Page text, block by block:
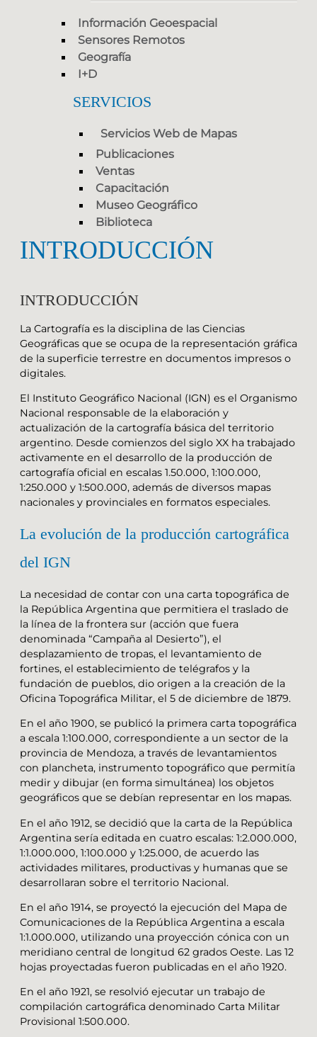
Información Geoespacial
Sensores Remotos
Geografía
I+D
SERVICIOS
Servicios Web de Mapas
Publicaciones
Ventas
Capacitación
Museo Geográfico
Biblioteca
INTRODUCCIÓN
INTRODUCCIÓN
La Cartografía es la disciplina de las Ciencias
Geográficas que se ocupa de la representación gráfica
de la superficie terrestre en documentos impresos o
digitales.
El Instituto Geográfico Nacional (IGN) es el Organismo
Nacional responsable de la elaboración y
actualización de la cartografía básica del territorio
argentino. Desde comienzos del siglo XX ha trabajado
activamente en el desarrollo de la producción de
cartografía oficial en escalas 1.50.000, 1:100.000,
1:250.000 y 1:500.000, además de diversos mapas
nacionales y provinciales en formatos especiales.
La evolución de la producción cartográfica
del IGN
La necesidad de contar con una carta topográfica de
la República Argentina que permitiera el traslado de
la línea de la frontera sur (acción que fuera
denominada “Campaña al Desierto”), el
desplazamiento de tropas, el levantamiento de
fortines, el establecimiento de telégrafos y la
fundación de pueblos, dio origen a la creación de la
Oficina Topográfica Militar, el 5 de diciembre de 1879.
En el año 1900, se publicó la primera carta topográfica
a escala 1:100.000, correspondiente a un sector de la
provincia de Mendoza, a través de levantamientos
con plancheta, instrumento topográfico que permitía
medir y dibujar (en forma simultánea) los objetos
geográficos que se debían representar en los mapas.
En el año 1912, se decidió que la carta de la República
Argentina sería editada en cuatro escalas: 1:2.000.000,
1:1.000.000, 1:100.000 y 1:25.000, de acuerdo las
actividades militares, productivas y humanas que se
desarrollaran sobre el territorio Nacional.
En el año 1914, se proyectó la ejecución del Mapa de
Comunicaciones de la República Argentina a escala
1:1.000.000, utilizando una proyección cónica con un
meridiano central de longitud 62 grados Oeste. Las 12
hojas proyectadas fueron publicadas en el año 1920.
En el año 1921, se resolvió ejecutar un trabajo de
compilación cartográfica denominado Carta Militar
Provisional 1:500.000.